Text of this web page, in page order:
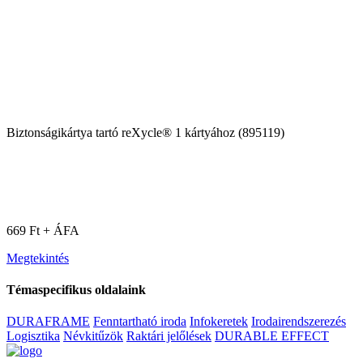
Biztonságikártya tartó reXycle® 1 kártyához (895119)
669 Ft + ÁFA
Megtekintés
Témaspecifikus oldalaink
DURAFRAME Fenntartható iroda Infokeretek Irodairendszerezés
Logisztika Névkitűzök Raktári jelőlések DURABLE EFFECT